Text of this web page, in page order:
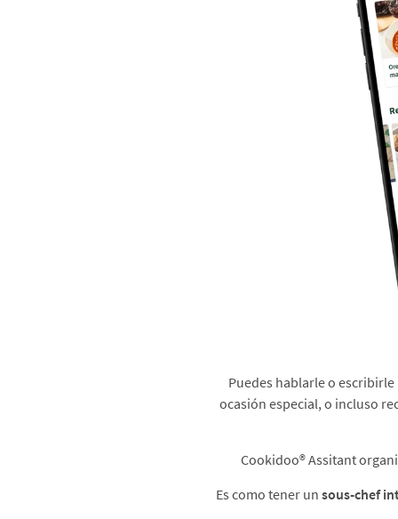
Puedes hablarle o
ocasión especial, o incluso
Cookidoo® Assitant
Es como tener un sous-chef